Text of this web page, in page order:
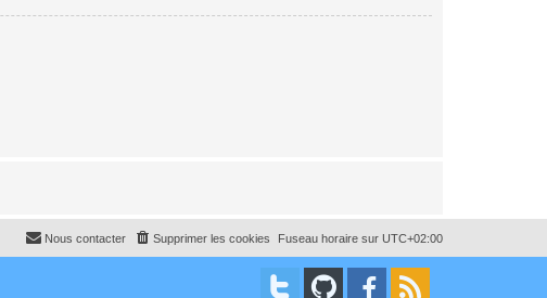
Fuseau horaire sur UTC+02:00
Supprimer les cookies
Nous contacter